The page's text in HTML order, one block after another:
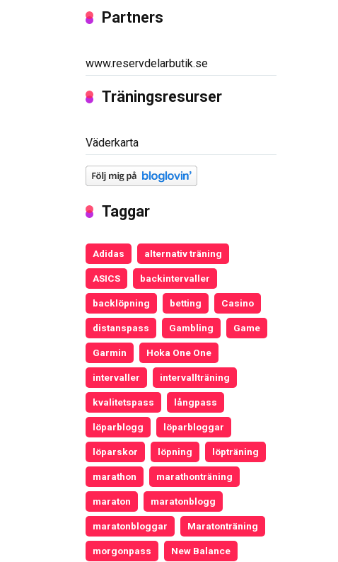
Partners
www.reservdelarbutik.se
Träningsresurser
Väderkarta
Taggar
Adidas alternativ träning
ASICS backintervaller
backlöpning betting Casino
distanspass Gambling Game
Garmin Hoka One One
intervaller intervallträning
kvalitetspass långpass
löparblogg löparbloggar
löparskor löpning löpträning
marathon marathonträning
maraton maratonblogg
maratonbloggar Maratonträning
morgonpass New Balance